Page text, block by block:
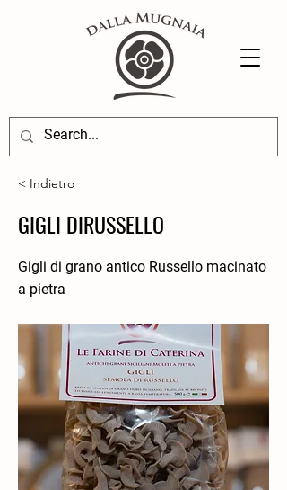
< Indietro
GIGLI DIRUSSELLO
Gigli di grano antico Russello macinato
a pietra